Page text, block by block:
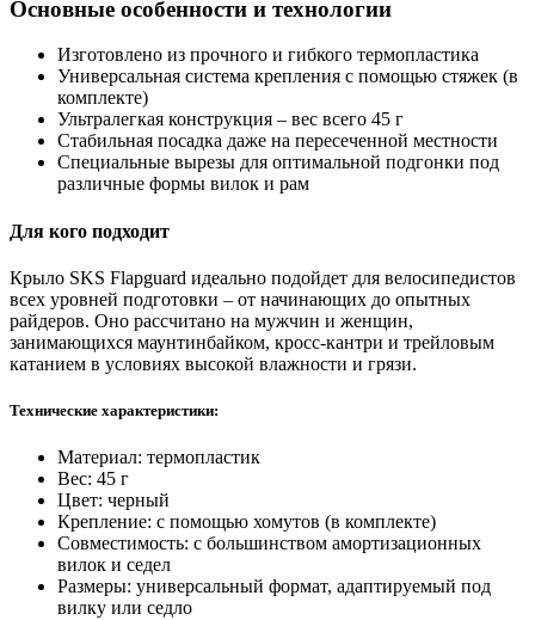
Основные особенности и технологии
Изготовлено из прочного и гибкого термопластика
Универсальная система крепления с помощью стяжек (в
комплекте)
Ультралегкая конструкция – вес всего 45 г
Стабильная посадка даже на пересеченной местности
Специальные вырезы для оптимальной подгонки под
различные формы вилок и рам
Для кого подходит
Крыло SKS Flapguard идеально подойдет для велосипедистов
всех уровней подготовки – от начинающих до опытных
райдеров. Оно рассчитано на мужчин и женщин,
занимающихся маунтинбайком, кросс-кантри и трейловым
катанием в условиях высокой влажности и грязи.
Технические характеристики:
Материал: термопластик
Вес: 45 г
Цвет: черный
Крепление: с помощью хомутов (в комплекте)
Совместимость: с большинством амортизационных
вилок и седел
Размеры: универсальный формат, адаптируемый под
вилку или седло